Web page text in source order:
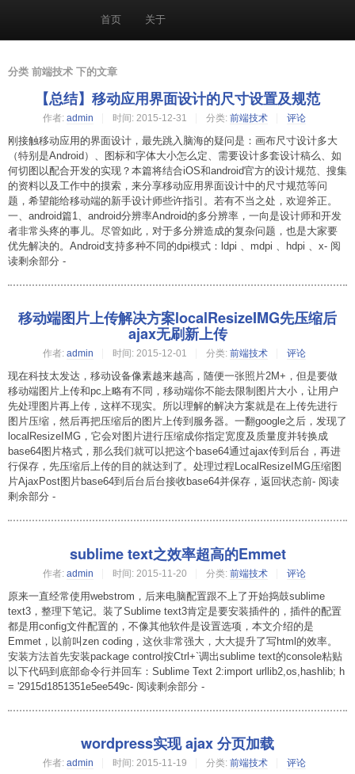
首页 关于
分类 前端技术 下的文章
【总结】移动应用界面设计的尺寸设置及规范
作者: admin 时间: 2015-12-31 分类: 前端技术 评论
刚接触移动应用的界面设计，最先跳入脑海的疑问是：画布尺寸设计多大
（特别是Android）、图标和字体大小怎么定、需要设计多套设计稿么、如
何切图以配合开发的实现？本篇将结合iOS和android官方的设计规范、搜集
的资料以及工作中的摸索，来分享移动应用界面设计中的尺寸规范等问
题，希望能给移动端的新手设计师些许指引。若有不当之处，欢迎斧正。
一、android篇1、android分辨率Android的多分辨率，一向是设计师和开发
者非常头疼的事儿。尽管如此，对于多分辨造成的复杂问题，也是大家要
优先解决的。Android支持多种不同的dpi模式：ldpi 、mdpi 、hdpi 、x- 阅
读剩余部分 -
移动端图片上传解决方案localResizeIMG先压缩后
ajax无刷新上传
作者: admin 时间: 2015-12-01 分类: 前端技术 评论
现在科技太发达，移动设备像素越来越高，随便一张照片2M+，但是要做
移动端图片上传和pc上略有不同，移动端你不能去限制图片大小，让用户
先处理图片再上传，这样不现实。所以理解的解决方案就是在上传先进行
图片压缩，然后再把压缩后的图片上传到服务器。一翻google之后，发现了
localResizeIMG，它会对图片进行压缩成你指定宽度及质量度并转换成
base64图片格式，那么我们就可以把这个base64通过ajax传到后台，再进
行保存，先压缩后上传的目的就达到了。处理过程LocalResizeIMG压缩图
片AjaxPost图片base64到后台后台接收base64并保存，返回状态前- 阅读
剩余部分 -
sublime text之效率超高的Emmet
作者: admin 时间: 2015-11-20 分类: 前端技术 评论
原来一直经常使用webstrom，后来电脑配置跟不上了开始捣鼓sublime
text3，整理下笔记。装了Sublime text3肯定是要安装插件的，插件的配置
都是用config文件配置的，不像其他软件是设置选项，本文介绍的是
Emmet，以前叫zen coding，这伙非常强大，大大提升了写html的效率。
安装方法首先安装package control按Ctrl+`调出sublime text的console粘贴
以下代码到底部命令行并回车：Sublime Text 2:import urllib2,os,hashlib; h
= '2915d1851351e5ee549c- 阅读剩余部分 -
wordpress实现 ajax 分页加载
作者: admin 时间: 2015-11-19 分类: 前端技术 评论